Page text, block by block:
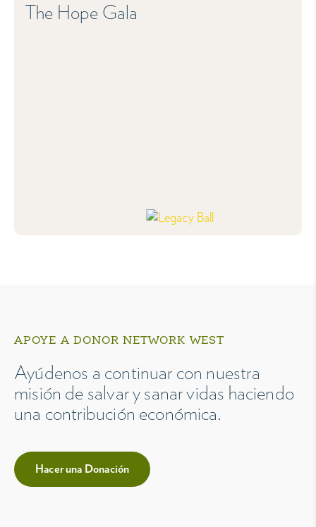
The Hope Gala
APOYE A DONOR NETWORK WEST
Ayúdenos a continuar con nuestra
misión de salvar y sanar vidas haciendo
una contribución económica.
Hacer una Donación